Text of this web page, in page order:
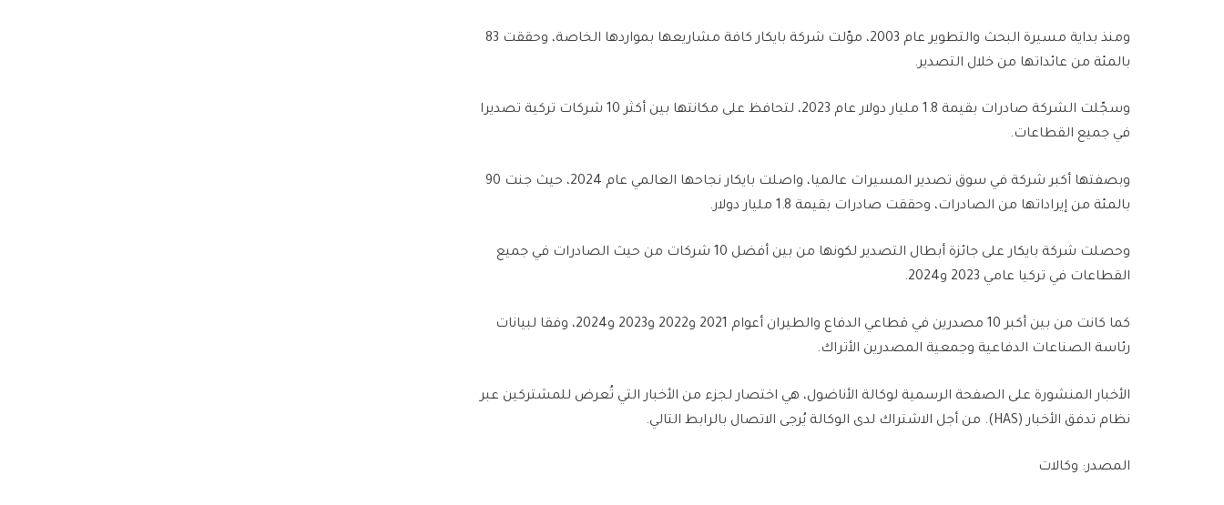
ومنذ بداية مسيرة البحث والتطوير عام 2003، موّلت شركة بايكار كافة مشاريعها بمواردها الخاصة، وحققت 83
بالمئة من عائداتها من خلال التصدير.
وسجّلت الشركة صادرات بقيمة 1.8 مليار دولار عام 2023، لتحافظ على مكانتها بين أكثر 10 شركات تركية تصديرا
في جميع القطاعات.
وبصفتها أكبر شركة في سوق تصدير المسيرات عالميا، واصلت بايكار نجاحها العالمي عام 2024، حيث جنت 90
بالمئة من إيراداتها من الصادرات، وحققت صادرات بقيمة 1.8 مليار دولار.
وحصلت شركة بايكار على جائزة أبطال التصدير لكونها من بين أفضل 10 شركات من حيث الصادرات في جميع
القطاعات في تركيا عامي 2023 و2024.
كما كانت من بين أكبر 10 مصدرين في قطاعي الدفاع والطيران أعوام 2021 و2022 و2023 و2024، وفقا لبيانات
رئاسة الصناعات الدفاعية وجمعية المصدرين الأتراك.
الأخبار المنشورة على الصفحة الرسمية لوكالة الأناضول، هي اختصار لجزء من الأخبار التي تُعرض للمشتركين عبر
نظام تدفق الأخبار (HAS). من أجل الاشتراك لدى الوكالة يُرجى الاتصال بالرابط التالي.
المصدر: وكالات